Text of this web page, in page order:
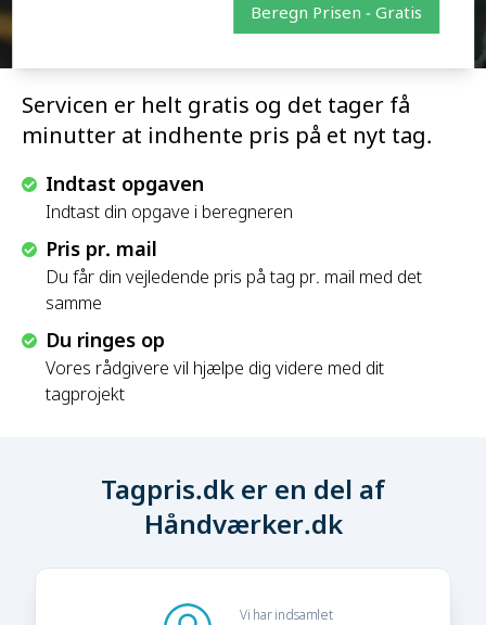
Servicen er helt gratis og det tager få
minutter at indhente pris på et nyt tag.
Indtast opgaven
Indtast din opgave i beregneren
Pris pr. mail
Du får din vejledende pris på tag pr. mail med det
samme
Du ringes op
Vores rådgivere vil hjælpe dig videre med dit
tagprojekt
Beregn Prisen - Gratis
Tagpris.dk er en del af
Håndværker.dk
Vi har indsamlet